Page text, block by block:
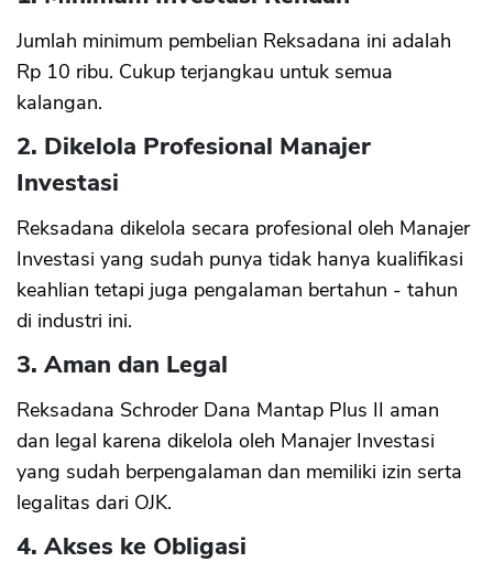
Jumlah minimum pembelian Reksadana ini adalah
Rp 10 ribu. Cukup terjangkau untuk semua
kalangan.
2. Dikelola Profesional Manajer
Investasi
Reksadana dikelola secara profesional oleh Manajer
Investasi yang sudah punya tidak hanya kualifikasi
keahlian tetapi juga pengalaman bertahun - tahun
di industri ini.
3. Aman dan Legal
Reksadana Schroder Dana Mantap Plus II aman
dan legal karena dikelola oleh Manajer Investasi
yang sudah berpengalaman dan memiliki izin serta
legalitas dari OJK.
4. Akses ke Obligasi